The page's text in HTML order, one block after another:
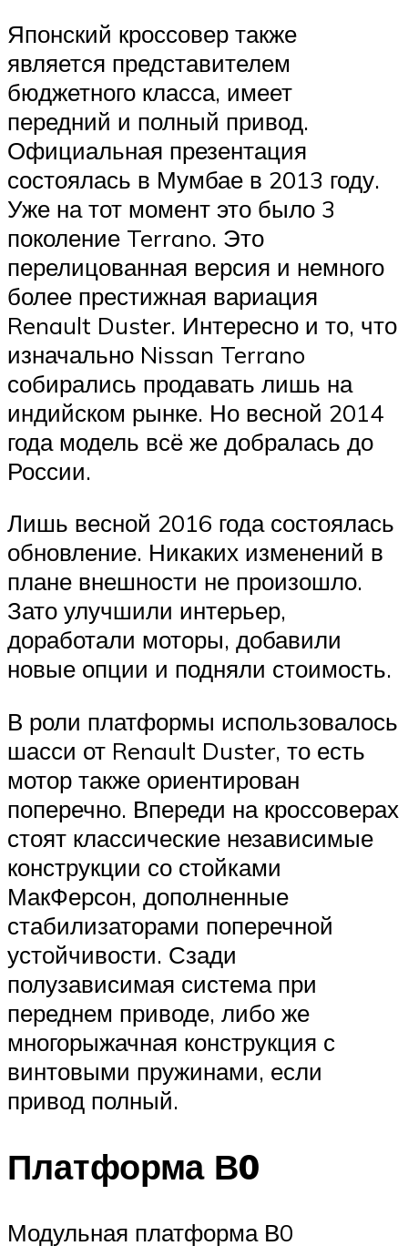
Японский кроссовер также
является представителем
бюджетного класса, имеет
передний и полный привод.
Официальная презентация
состоялась в Мумбае в 2013 году.
Уже на тот момент это было 3
поколение Terrano. Это
перелицованная версия и немного
более престижная вариация
Renault Duster. Интересно и то, что
изначально Nissan Terrano
собирались продавать лишь на
индийском рынке. Но весной 2014
года модель всё же добралась до
России.
Лишь весной 2016 года состоялась
обновление. Никаких изменений в
плане внешности не произошло.
Зато улучшили интерьер,
доработали моторы, добавили
новые опции и подняли стоимость.
В роли платформы использовалось
шасси от Renault Duster, то есть
мотор также ориентирован
поперечно. Впереди на кроссоверах
стоят классические независимые
конструкции со стойками
МакФерсон, дополненные
стабилизаторами поперечной
устойчивости. Сзади
полузависимая система при
переднем приводе, либо же
многорыжачная конструкция с
винтовыми пружинами, если
привод полный.
Платформа В0
Модульная платформа В0